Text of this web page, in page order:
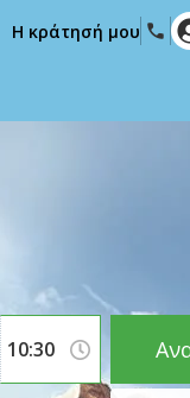
English (US)
Ελληνικά
Η κράτησή μου